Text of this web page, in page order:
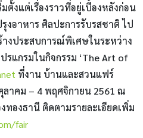
ตั้งแต่เรื่องราวที่อยู่เบื้องหลังก่อน
งอาหาร ศิลปะการรับรสชาติ ไป
งประสบการณ์พิเศษในระหว่าง
แกรมในกิจกรรม ‘The Art of
ที่งาน บ้านและสวนแฟร์
าคม – 4 พฤศจิกายน 2561 ณ
ทองธานี ติดตามรายละเอียดเพิ่ม
fair